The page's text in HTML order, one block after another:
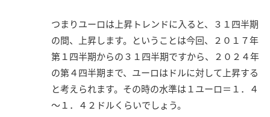
つまりユーロは上昇トレンドに入ると、３１四半期
の間、上昇します。ということは今回、２０１７年
第１四半期からの３１四半期ですから、２０２４年
の第４四半期まで、ユーロはドルに対して上昇する
と考えられます。その時の水準は１ユーロ＝１．４
～１．４２ドルくらいでしょう。